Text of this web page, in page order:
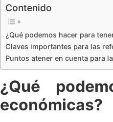
Contenido
¿Qué podemos hacer para
Claves importantes para las
Puntos atener en cuenta para
¿Qué
económicas?